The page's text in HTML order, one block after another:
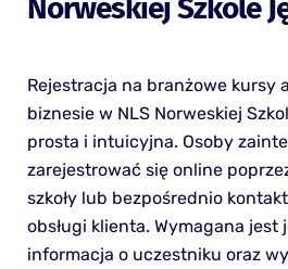
Norweskiej Szkole
Rejestracja na branżowe kursy
biznesie w NLS Norweskiej
prosta i intuicyjna. Osoby
zarejestrować się online
szkoły lub bezpośrednio
obsługi klienta. Wymagana
informacja o uczestniku oraz